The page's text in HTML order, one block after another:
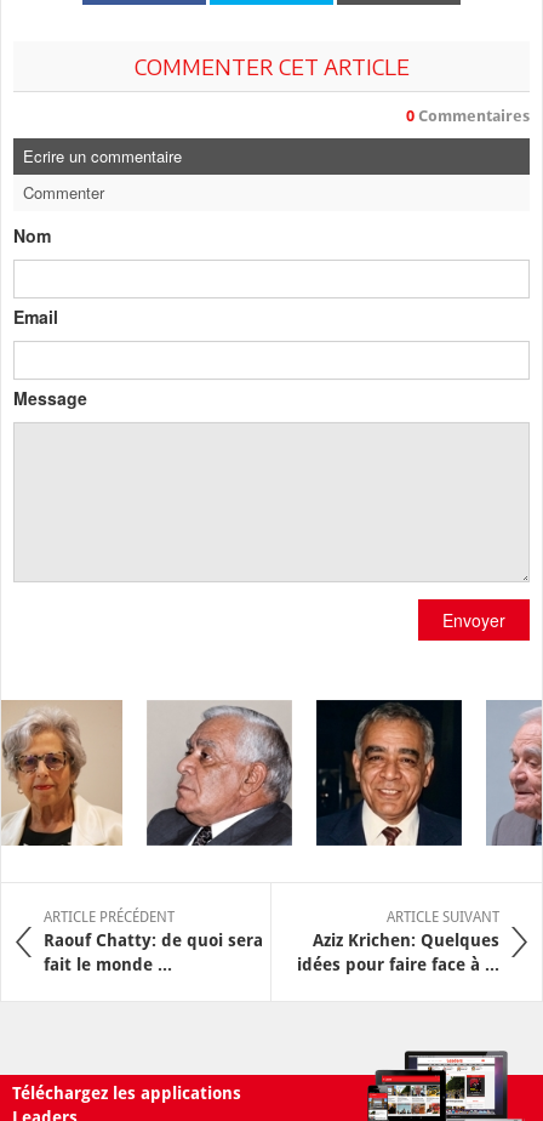
COMMENTER CET ARTICLE
0 Commentaires
Ecrire un commentaire
Commenter
Nom
Email
Message
Envoyer
ARTICLE PRÉCÉDENT
Raouf Chatty: de quoi sera
fait le monde ...
ARTICLE SUIVANT
Aziz Krichen: Quelques
idées pour faire face à ...
Téléchargez les applications
Leaders